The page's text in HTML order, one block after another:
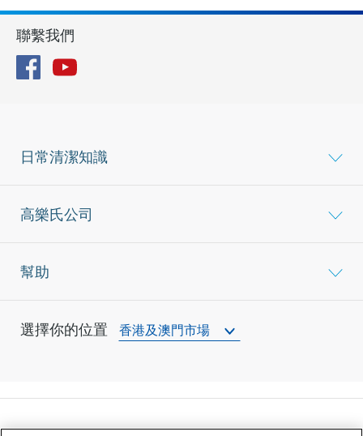
日常清潔知識
高樂氏公司
幫助
選擇你的位置 香港及澳門市場
聯繫我們
FacebookYouTube